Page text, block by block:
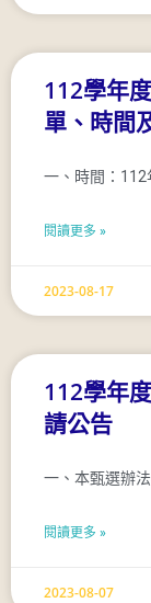
112學年
單、時間
一、時間：112
閱讀更多 »
2023-08-17
112學年
請公告
一、本甄選辦
閱讀更多 »
2023-08-07